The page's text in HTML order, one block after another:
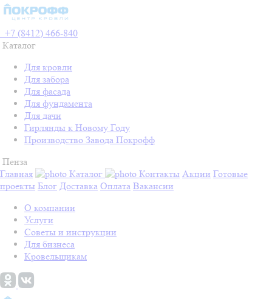
+7 (8412) 466-840
Каталог
Для кровли
Для забора
Для фасада
Для фундамента
Для дачи
Гирлянды к Новому Году
Производство Завода Покрофф
Пенза
Главная
Каталог Контакты Акции Готовые
проекты Блог Доставка Оплата Вакансии
О компании
Услуги
Советы и инструкции
Для бизнеса
Кровельщикам